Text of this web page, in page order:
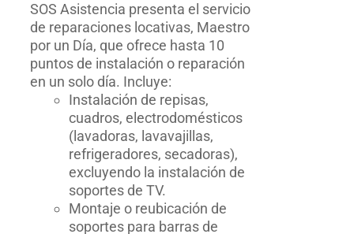
SOS Asistencia presenta el servicio
de reparaciones locativas, Maestro
por un Día, que ofrece hasta 10
puntos de instalación o reparación
en un solo día. Incluye:
Instalación de repisas,
cuadros, electrodomésticos
(lavadoras, lavavajillas,
refrigeradores, secadoras),
excluyendo la instalación de
soportes de TV.
Montaje o reubicación de
soportes para barras de